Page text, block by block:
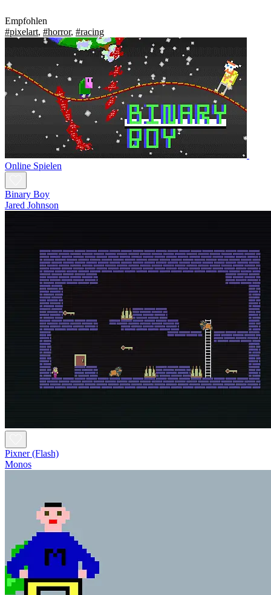
Empfohlen
#pixelart, #horror, #racing
Online Spielen
Binary Boy
Jared Johnson
Pixner (Flash)
Monos